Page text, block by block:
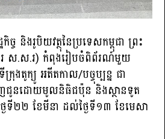
ច្ច និងរូបិយវត្ថុនៃប្រទេសកម្ពុជា ព្រះ
រ ស.ស.រ) កំពុងរៀបចំពិព័រណ៍មួយ
ងតូក្យូ អតីតកាល/បច្ចុប្បន្ន ជា
ជូនដោយមូលនិធិជប៉ុន និងស្ថានទូត
ៃទី២២ ខែមីនា ដល់ថ្ងៃទី១៣ ខែមេសា